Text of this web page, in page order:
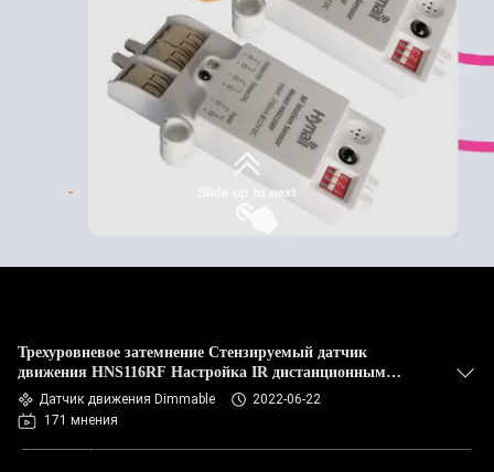
Трехуровневое затемнение Стензируемый датчик
движения HNS116RF Настройка IR дистанционным
управлением
Датчик движения Dimmable
2022-06-22
171 мнения